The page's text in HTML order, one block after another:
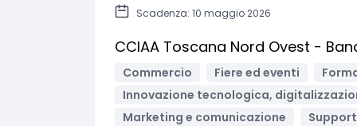
Scadenza: 10 maggio 2026
CCIAA Toscana Nord Ovest -
Commercio Fiere ed eventi
Innovazione tecnologica,
Marketing e comunicazione